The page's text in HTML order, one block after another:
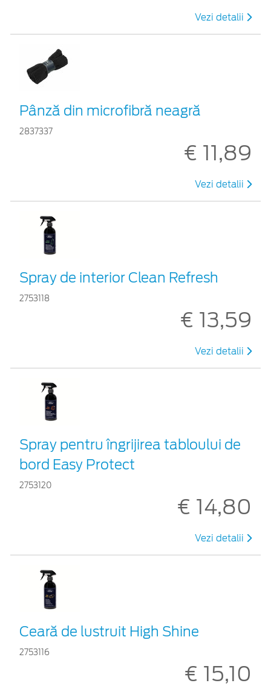
Vezi detalii
Pânză din microfibră neagră
2837337
€ 11,89
Vezi detalii
Spray de interior Clean Refresh
2753118
€ 13,59
Vezi detalii
Spray pentru îngrijirea tabloului de
bord Easy Protect
2753120
€ 14,80
Vezi detalii
Ceară de lustruit High Shine
2753116
€ 15,10